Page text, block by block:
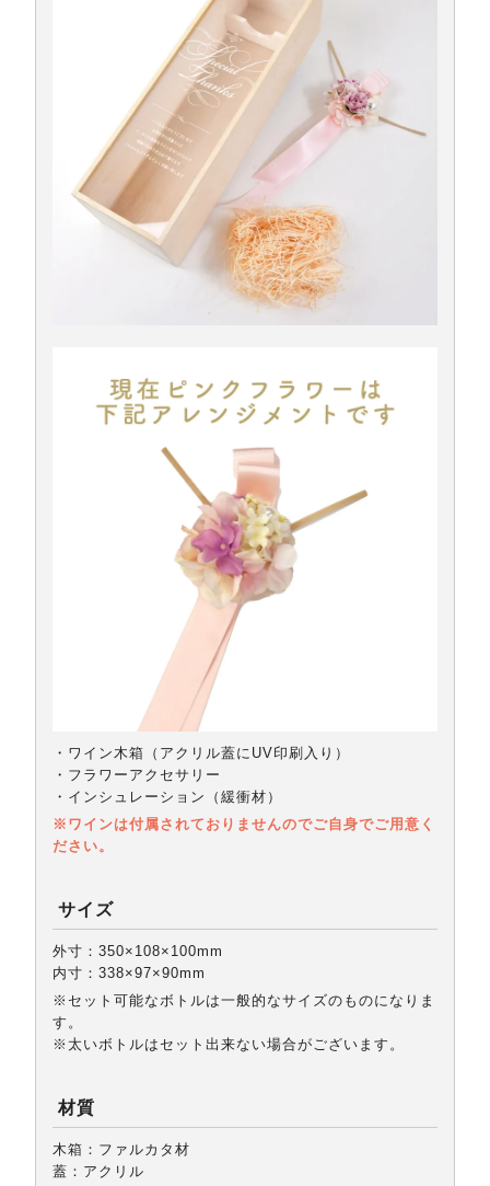
・ワイン木箱（アクリル蓋にUV印刷入り）
・フラワーアクセサリー
・インシュレーション（緩衝材）
※ワインは付属されておりませんのでご自身でご用意く
ださい。
サイズ
外寸：350×108×100mm
内寸：338×97×90mm
※セット可能なボトルは一般的なサイズのものになりま
す。
※太いボトルはセット出来ない場合がございます。
材質
木箱：ファルカタ材
蓋：アクリル